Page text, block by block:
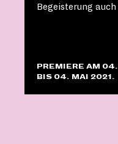
Begeisterung
PREMIERE AM
BIS 04. MAI 2021.